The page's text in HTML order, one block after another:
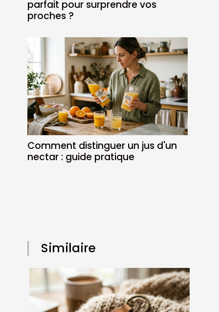
parfait pour surprendre vos
proches ?
Comment distinguer un jus d'un
nectar : guide pratique
Similaire